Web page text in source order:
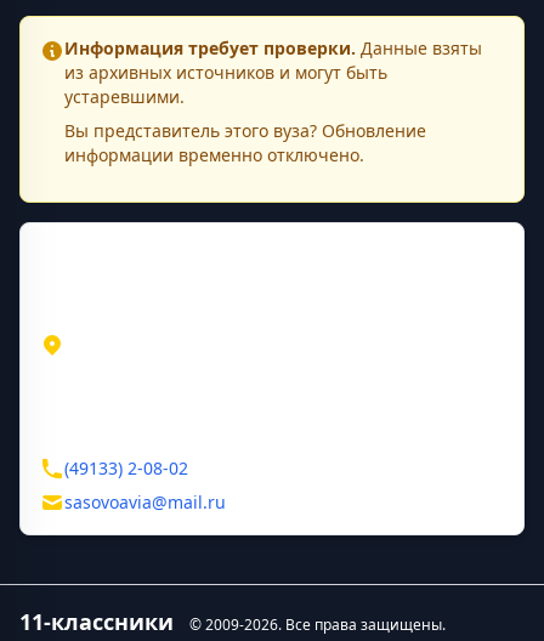
Информация требует проверки. Данные взяты
из архивных источников и могут быть
устаревшими.
Вы представитель этого вуза? Обновление
информации временно отключено.
(49133) 2-08-02
sasovoavia@mail.ru
11-классники © 2009-2026. Все права защищены.